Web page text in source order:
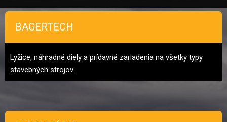
BAGERTECH
Lyžice, náhradné diely a prídavné zariadenia na všetky typy
stavebných strojov.